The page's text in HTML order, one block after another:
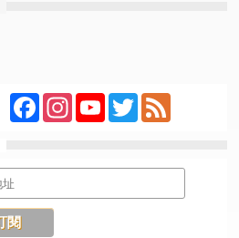
FacebookInstagramYouTubeTwitterFeed